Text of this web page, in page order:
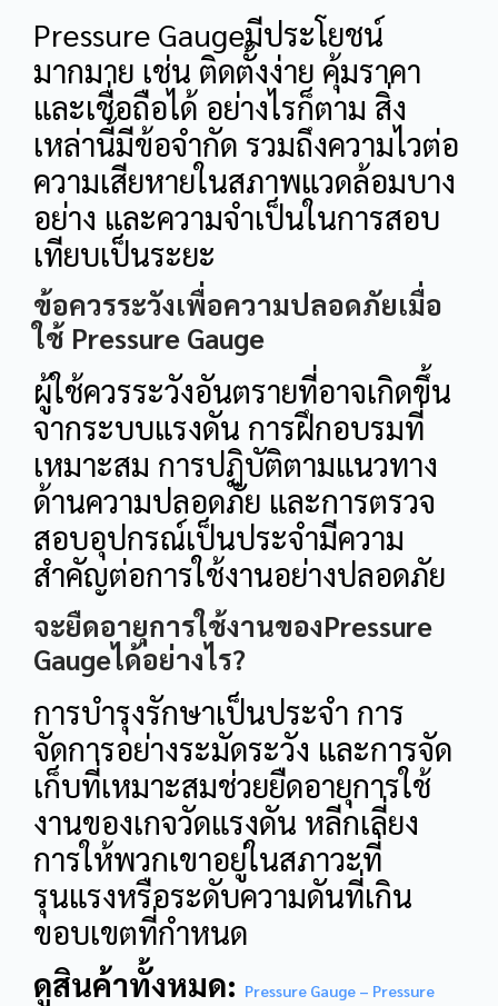
Pressure Gaugeมีประโยชน์
มากมาย เช่น ติดตั้งง่าย คุ้มราคา
และเชื่อถือได้ อย่างไรก็ตาม สิ่ง
เหล่านี้มีข้อจำกัด รวมถึงความไวต่อ
ความเสียหายในสภาพแวดล้อมบาง
อย่าง และความจำเป็นในการสอบ
เทียบเป็นระยะ
ข้อควรระวังเพื่อความปลอดภัยเมื่อ
ใช้ Pressure Gauge
ผู้ใช้ควรระวังอันตรายที่อาจเกิดขึ้น
จากระบบแรงดัน การฝึกอบรมที่
เหมาะสม การปฏิบัติตามแนวทาง
ด้านความปลอดภัย และการตรวจ
สอบอุปกรณ์เป็นประจำมีความ
สำคัญต่อการใช้งานอย่างปลอดภัย
จะยืดอายุการใช้งานของPressure
Gaugeได้อย่างไร?
การบำรุงรักษาเป็นประจำ การ
จัดการอย่างระมัดระวัง และการจัด
เก็บที่เหมาะสมช่วยยืดอายุการใช้
งานของเกจวัดแรงดัน หลีกเลี่ยง
การให้พวกเขาอยู่ในสภาวะที่
รุนแรงหรือระดับความดันที่เกิน
ขอบเขตที่กำหนด
ดูสินค้าทั้งหมด: Pressure Gauge – Pressure